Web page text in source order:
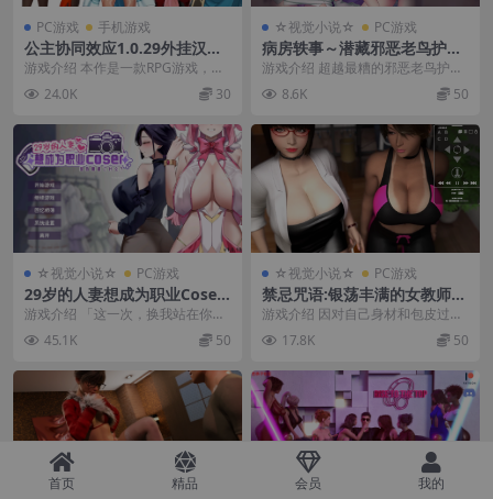
PC游戏 手机游戏
公主协同效应1.0.29外挂汉化
版【PC+安卓Mtool+神作RP
档】/プリンセスシナジ/Princ
游戏介绍 本作是一款RPG游戏，描
绘了正义感强、认真优秀的优等生
女主角，因不可抗...
24.0K 30
☆视觉小说☆ PC游戏
病房轶事～潜藏邪恶老鸟护士
的住院生活～1.1.0+DLC【PC
+安卓模拟器+日系ADV+全CG
存档】/Nope Nope Nope N
游戏介绍 超越最糟的邪恶老鸟护士
们，即将把魔手伸向山田! 这些邪恶
的老鸟们，据说...
8.6K 50
☆视觉小说☆ PC游戏
29岁的人妻想成为职业Coser
是否搞错了什么？1.0.10官中
步兵版【PC+安卓模拟器+日系
ADV/爆乳人妻+全CG存档】/
fessional Cosplayer【1.8
G】
游戏介绍 「这一次，换我站在你的
光。」 她是一位热爱 ...
45.1K 50
☆视觉小说☆ PC游戏
禁忌咒语:银荡丰满的女教师II
官方中文版【PC+安卓模拟器+
3D互动SLG/沙盒/调教】/Tab
oo Spell: Lewd Busty Teach
游戏介绍 因对自己身材和包皮过长
感到自卑，学生哲夫向景山美雪老
师寻求帮助。 美雪...
17.8K 50
首页 精品 会员 我的